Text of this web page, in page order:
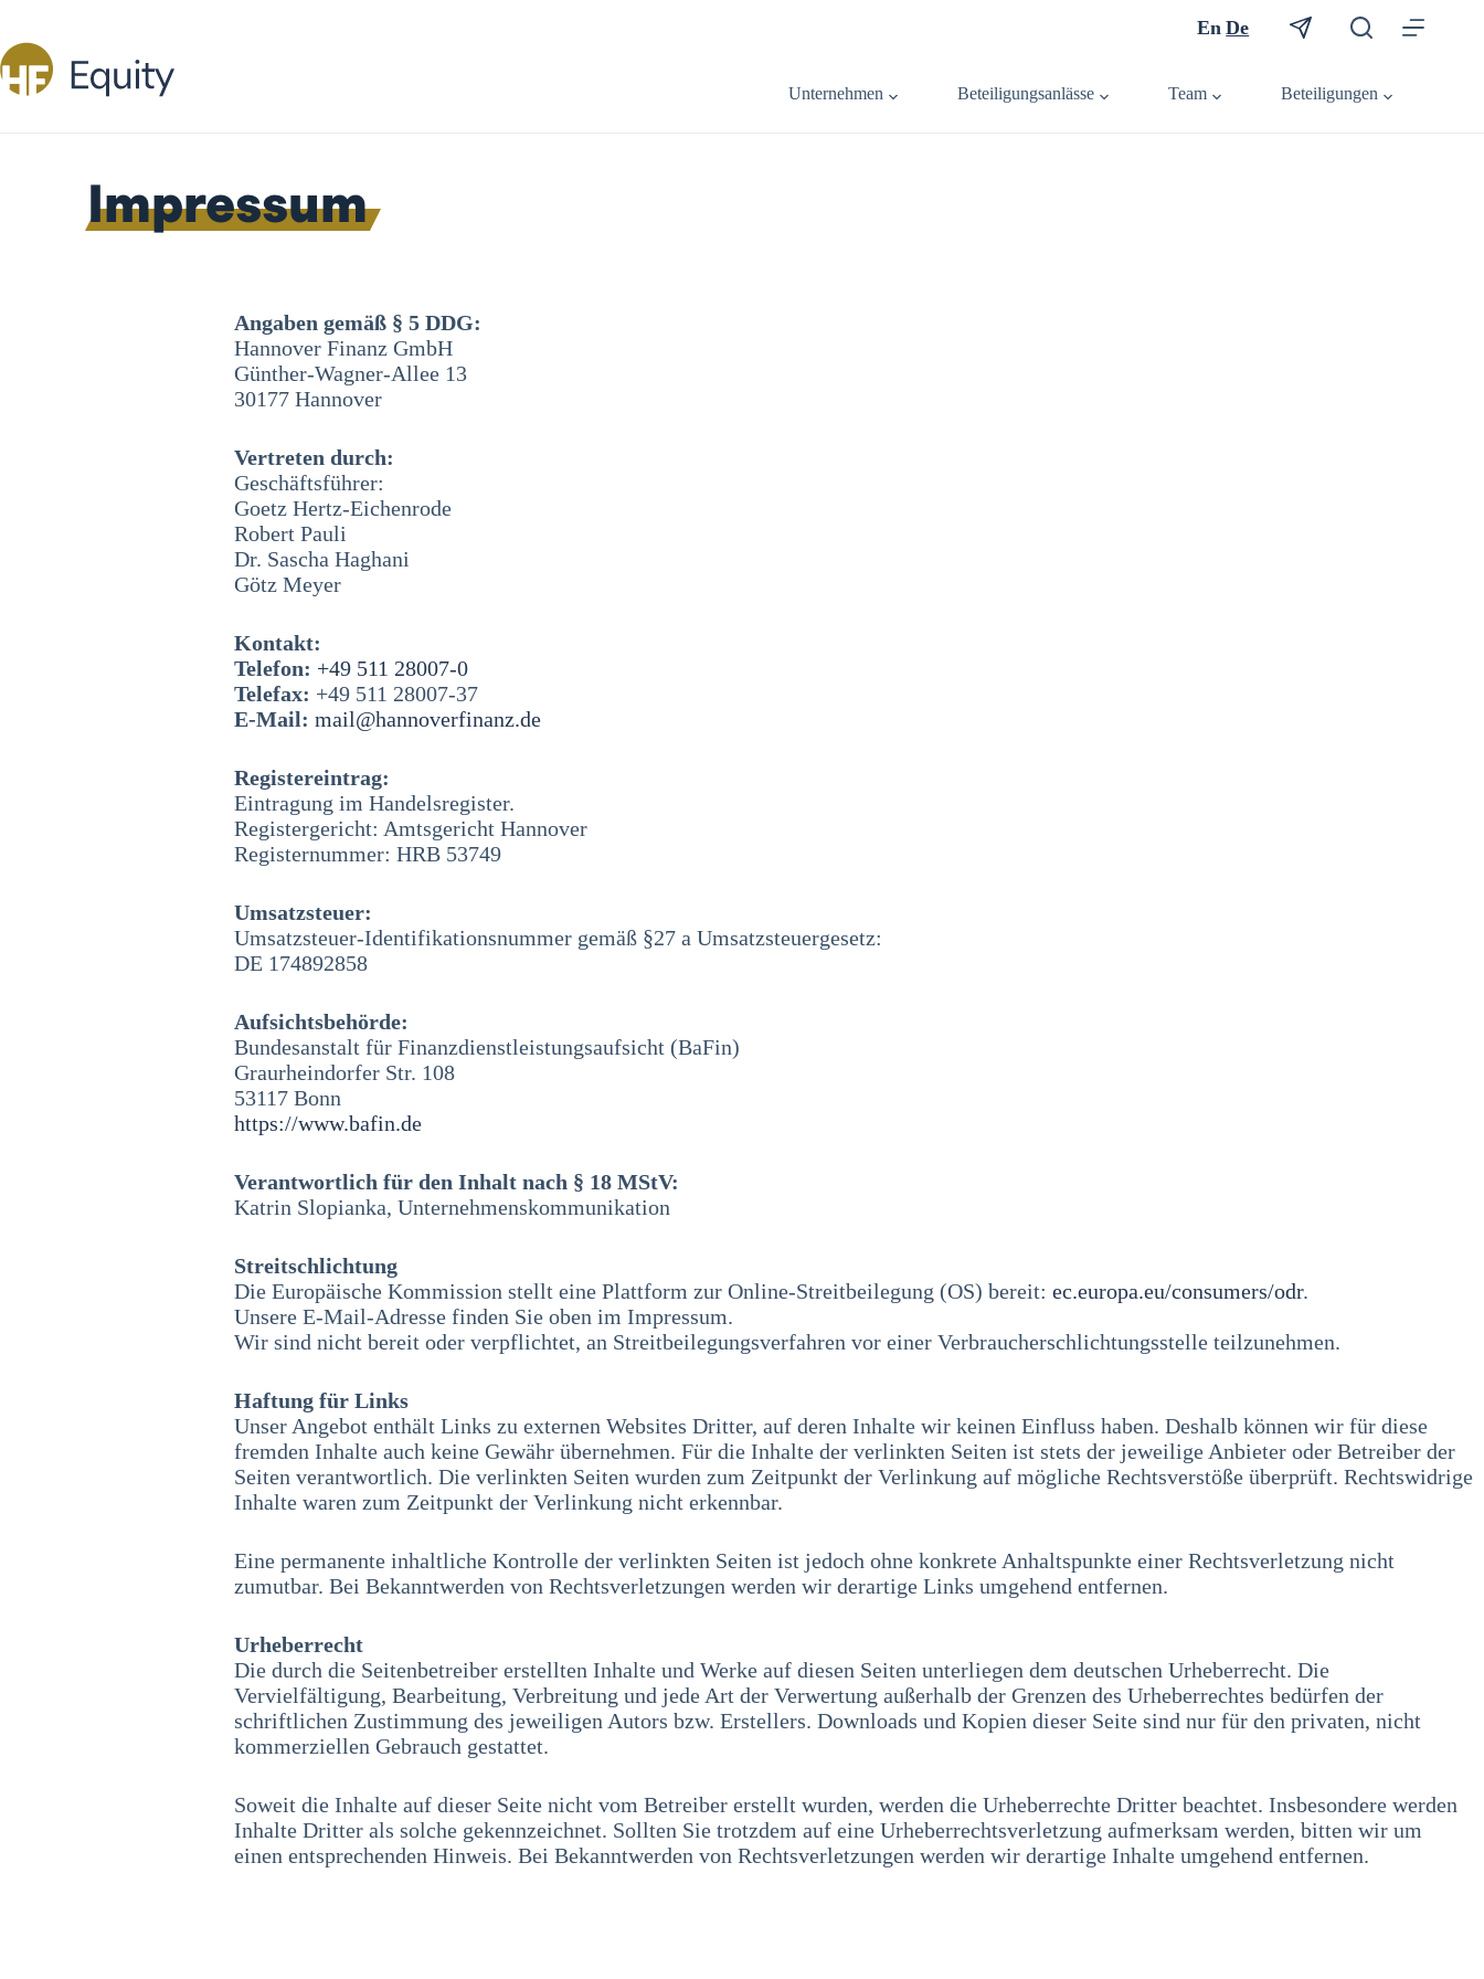
En De
Unternehmen Beteiligungsanlässe Team Beteiligungen
Impressum
Angaben gemäß § 5 DDG:
Hannover Finanz GmbH
Günther-Wagner-Allee 13
30177 Hannover
Vertreten durch:
Geschäftsführer:
Goetz Hertz-Eichenrode
Robert Pauli
Dr. Sascha Haghani
Götz Meyer
Kontakt:
Telefon: +49 511 28007-0
Telefax: +49 511 28007-37
E-Mail: mail@hannoverfinanz.de
Registereintrag:
Eintragung im Handelsregister.
Registergericht: Amtsgericht Hannover
Registernummer: HRB 53749
Umsatzsteuer:
Umsatzsteuer-Identifikationsnummer gemäß §27 a Umsatzsteuergesetz:
DE 174892858
Aufsichtsbehörde:
Bundesanstalt für Finanzdienstleistungsaufsicht (BaFin)
Graurheindorfer Str. 108
53117 Bonn
https://www.bafin.de
Verantwortlich für den Inhalt nach § 18 MStV:
Katrin Slopianka, Unternehmenskommunikation
Streitschlichtung
Die Europäische Kommission stellt eine Plattform zur Online-Streitbeilegung (OS) bereit: ec.europa.eu/consumers/odr.
Unsere E-Mail-Adresse finden Sie oben im Impressum.
Wir sind nicht bereit oder verpflichtet, an Streitbeilegungsverfahren vor einer Verbraucherschlichtungsstelle teilzunehmen.
Haftung für Links
Unser Angebot enthält Links zu externen Websites Dritter, auf deren Inhalte wir keinen Einfluss haben. Deshalb können wir für diese
fremden Inhalte auch keine Gewähr übernehmen. Für die Inhalte der verlinkten Seiten ist stets der jeweilige Anbieter oder Betreiber der
Seiten verantwortlich. Die verlinkten Seiten wurden zum Zeitpunkt der Verlinkung auf mögliche Rechtsverstöße überprüft. Rechtswidrige
Inhalte waren zum Zeitpunkt der Verlinkung nicht erkennbar.
Eine permanente inhaltliche Kontrolle der verlinkten Seiten ist jedoch ohne konkrete Anhaltspunkte einer Rechtsverletzung nicht
zumutbar. Bei Bekanntwerden von Rechtsverletzungen werden wir derartige Links umgehend entfernen.
Urheberrecht
Die durch die Seitenbetreiber erstellten Inhalte und Werke auf diesen Seiten unterliegen dem deutschen Urheberrecht. Die
Vervielfältigung, Bearbeitung, Verbreitung und jede Art der Verwertung außerhalb der Grenzen des Urheberrechtes bedürfen der
schriftlichen Zustimmung des jeweiligen Autors bzw. Erstellers. Downloads und Kopien dieser Seite sind nur für den privaten, nicht
kommerziellen Gebrauch gestattet.
Soweit die Inhalte auf dieser Seite nicht vom Betreiber erstellt wurden, werden die Urheberrechte Dritter beachtet. Insbesondere werden
Inhalte Dritter als solche gekennzeichnet. Sollten Sie trotzdem auf eine Urheberrechtsverletzung aufmerksam werden, bitten wir um
einen entsprechenden Hinweis. Bei Bekanntwerden von Rechtsverletzungen werden wir derartige Inhalte umgehend entfernen.